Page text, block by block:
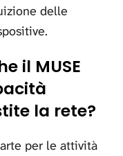
delle
il MUSE
la rete?
per le attività